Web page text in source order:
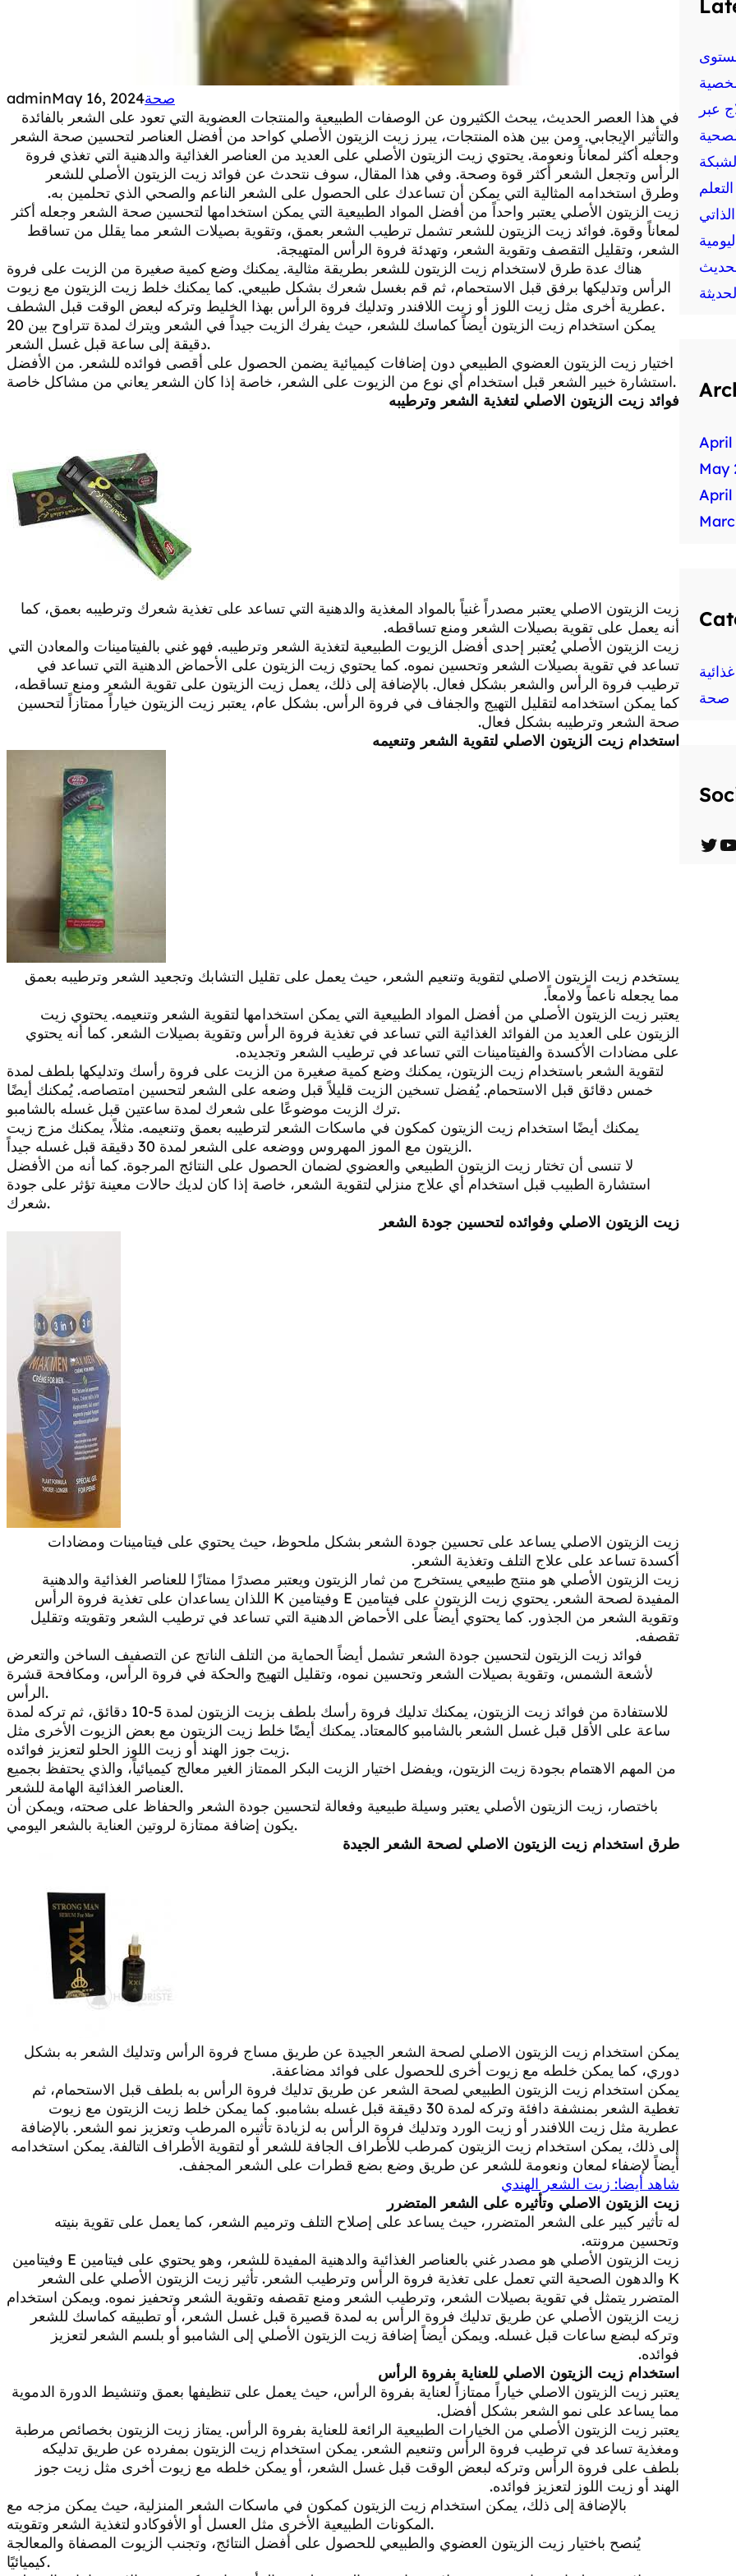
adminMay 16, 2024صحة
في هذا العصر الحديث، يبحث الكثيرون عن الوصفات الطبيعية والمنتجات العضوية التي تعود على الشعر بالفائدة
والتأثير الإيجابي. ومن بين هذه المنتجات، يبرز زيت الزيتون الأصلي كواحد من أفضل العناصر لتحسين صحة الشعر
وجعله أكثر لمعاناً ونعومة. يحتوي زيت الزيتون الأصلي على العديد من العناصر الغذائية والدهنية التي تغذي فروة
الرأس وتجعل الشعر أكثر قوة وصحة. وفي هذا المقال، سوف نتحدث عن فوائد زيت الزيتون الأصلي للشعر
وطرق استخدامه المثالية التي يمكن أن تساعدك على الحصول على الشعر الناعم والصحي الذي تحلمين به.
زيت الزيتون الأصلي يعتبر واحداً من أفضل المواد الطبيعية التي يمكن استخدامها لتحسين صحة الشعر وجعله أكثر
لمعاناً وقوة. فوائد زيت الزيتون للشعر تشمل ترطيب الشعر بعمق، وتقوية بصيلات الشعر مما يقلل من تساقط
الشعر، وتقليل التقصف وتقوية الشعر، وتهدئة فروة الرأس المتهيجة.
هناك عدة طرق لاستخدام زيت الزيتون للشعر بطريقة مثالية. يمكنك وضع كمية صغيرة من الزيت على فروة
الرأس وتدليكها برفق قبل الاستحمام، ثم قم بغسل شعرك بشكل طبيعي. كما يمكنك خلط زيت الزيتون مع زيوت
عطرية أخرى مثل زيت اللوز أو زيت اللافندر وتدليك فروة الرأس بهذا الخليط وتركه لبعض الوقت قبل الشطف.
يمكن استخدام زيت الزيتون أيضاً كماسك للشعر، حيث يفرك الزيت جيداً في الشعر ويترك لمدة تتراوح بين 20
دقيقة إلى ساعة قبل غسل الشعر.
اختيار زيت الزيتون العضوي الطبيعي دون إضافات كيميائية يضمن الحصول على أقصى فوائده للشعر. من الأفضل
استشارة خبير الشعر قبل استخدام أي نوع من الزيوت على الشعر، خاصة إذا كان الشعر يعاني من مشاكل خاصة.
فوائد زيت الزيتون الاصلي لتغذية الشعر وترطيبه
زيت الزيتون الاصلي يعتبر مصدراً غنياً بالمواد المغذية والدهنية التي تساعد على تغذية شعرك وترطيبه بعمق، كما
أنه يعمل على تقوية بصيلات الشعر ومنع تساقطه.
زيت الزيتون الأصلي يُعتبر إحدى أفضل الزيوت الطبيعية لتغذية الشعر وترطيبه. فهو غني بالفيتامينات والمعادن التي
تساعد في تقوية بصيلات الشعر وتحسين نموه. كما يحتوي زيت الزيتون على الأحماض الدهنية التي تساعد في
ترطيب فروة الرأس والشعر بشكل فعال. بالإضافة إلى ذلك، يعمل زيت الزيتون على تقوية الشعر ومنع تساقطه،
كما يمكن استخدامه لتقليل التهيج والجفاف في فروة الرأس. بشكل عام، يعتبر زيت الزيتون خياراً ممتازاً لتحسين
صحة الشعر وترطيبه بشكل فعال.
استخدام زيت الزيتون الاصلي لتقوية الشعر وتنعيمه
يستخدم زيت الزيتون الاصلي لتقوية وتنعيم الشعر، حيث يعمل على تقليل التشابك وتجعيد الشعر وترطيبه بعمق
مما يجعله ناعماً ولامعاً.
يعتبر زيت الزيتون الأصلي من أفضل المواد الطبيعية التي يمكن استخدامها لتقوية الشعر وتنعيمه. يحتوي زيت
الزيتون على العديد من الفوائد الغذائية التي تساعد في تغذية فروة الرأس وتقوية بصيلات الشعر. كما أنه يحتوي
على مضادات الأكسدة والفيتامينات التي تساعد في ترطيب الشعر وتجديده.
لتقوية الشعر باستخدام زيت الزيتون، يمكنك وضع كمية صغيرة من الزيت على فروة رأسك وتدليكها بلطف لمدة
خمس دقائق قبل الاستحمام. يُفضل تسخين الزيت قليلاً قبل وضعه على الشعر لتحسين امتصاصه. يُمكنك أيضًا
ترك الزيت موضوعًا على شعرك لمدة ساعتين قبل غسله بالشامبو.
يمكنك أيضًا استخدام زيت الزيتون كمكون في ماسكات الشعر لترطيبه بعمق وتنعيمه. مثلاً، يمكنك مزج زيت
الزيتون مع الموز المهروس ووضعه على الشعر لمدة 30 دقيقة قبل غسله جيداً.
لا تنسى أن تختار زيت الزيتون الطبيعي والعضوي لضمان الحصول على النتائج المرجوة. كما أنه من الأفضل
استشارة الطبيب قبل استخدام أي علاج منزلي لتقوية الشعر، خاصة إذا كان لديك حالات معينة تؤثر على جودة
شعرك.
زيت الزيتون الاصلي وفوائده لتحسين جودة الشعر
زيت الزيتون الاصلي يساعد على تحسين جودة الشعر بشكل ملحوظ، حيث يحتوي على فيتامينات ومضادات
أكسدة تساعد على علاج التلف وتغذية الشعر.
زيت الزيتون الأصلي هو منتج طبيعي يستخرج من ثمار الزيتون ويعتبر مصدرًا ممتازًا للعناصر الغذائية والدهنية
المفيدة لصحة الشعر. يحتوي زيت الزيتون على فيتامين E وفيتامين K اللذان يساعدان على تغذية فروة الرأس
وتقوية الشعر من الجذور. كما يحتوي أيضاً على الأحماض الدهنية التي تساعد في ترطيب الشعر وتقويته وتقليل
تقصفه.
فوائد زيت الزيتون لتحسين جودة الشعر تشمل أيضاً الحماية من التلف الناتج عن التصفيف الساخن والتعرض
لأشعة الشمس، وتقوية بصيلات الشعر وتحسين نموه، وتقليل التهيج والحكة في فروة الرأس، ومكافحة قشرة
الرأس.
للاستفادة من فوائد زيت الزيتون، يمكنك تدليك فروة رأسك بلطف بزيت الزيتون لمدة 5-10 دقائق، ثم تركه لمدة
ساعة على الأقل قبل غسل الشعر بالشامبو كالمعتاد. يمكنك أيضًا خلط زيت الزيتون مع بعض الزيوت الأخرى مثل
زيت جوز الهند أو زيت اللوز الحلو لتعزيز فوائده.
من المهم الاهتمام بجودة زيت الزيتون، ويفضل اختيار الزيت البكر الممتاز الغير معالج كيميائياً، والذي يحتفظ بجميع
العناصر الغذائية الهامة للشعر.
باختصار، زيت الزيتون الأصلي يعتبر وسيلة طبيعية وفعالة لتحسين جودة الشعر والحفاظ على صحته، ويمكن أن
يكون إضافة ممتازة لروتين العناية بالشعر اليومي.
طرق استخدام زيت الزيتون الاصلي لصحة الشعر الجيدة
يمكن استخدام زيت الزيتون الاصلي لصحة الشعر الجيدة عن طريق مساج فروة الرأس وتدليك الشعر به بشكل
دوري، كما يمكن خلطه مع زيوت أخرى للحصول على فوائد مضاعفة.
يمكن استخدام زيت الزيتون الطبيعي لصحة الشعر عن طريق تدليك فروة الرأس به بلطف قبل الاستحمام، ثم
تغطية الشعر بمنشفة دافئة وتركه لمدة 30 دقيقة قبل غسله بشامبو. كما يمكن خلط زيت الزيتون مع زيوت
عطرية مثل زيت اللافندر أو زيت الورد وتدليك فروة الرأس به لزيادة تأثيره المرطب وتعزيز نمو الشعر. بالإضافة
إلى ذلك، يمكن استخدام زيت الزيتون كمرطب للأطراف الجافة للشعر أو لتقوية الأطراف التالفة. يمكن استخدامه
أيضاً لإضفاء لمعان ونعومة للشعر عن طريق وضع بضع قطرات على الشعر المجفف.
شاهد أيضا: زيت الشعر الهندي
زيت الزيتون الاصلي وتأثيره على الشعر المتضرر
له تأثير كبير على الشعر المتضرر، حيث يساعد على إصلاح التلف وترميم الشعر، كما يعمل على تقوية بنيته
وتحسين مرونته.
زيت الزيتون الأصلي هو مصدر غني بالعناصر الغذائية والدهنية المفيدة للشعر، وهو يحتوي على فيتامين E وفيتامين
K والدهون الصحية التي تعمل على تغذية فروة الرأس وترطيب الشعر. تأثير زيت الزيتون الأصلي على الشعر
المتضرر يتمثل في تقوية بصيلات الشعر، وترطيب الشعر ومنع تقصفه وتقوية الشعر وتحفيز نموه. ويمكن استخدام
زيت الزيتون الأصلي عن طريق تدليك فروة الرأس به لمدة قصيرة قبل غسل الشعر، أو تطبيقه كماسك للشعر
وتركه لبضع ساعات قبل غسله. ويمكن أيضاً إضافة زيت الزيتون الأصلي إلى الشامبو أو بلسم الشعر لتعزيز
فوائده.
استخدام زيت الزيتون الاصلي للعناية بفروة الرأس
يعتبر زيت الزيتون الاصلي خياراً ممتازاً لعناية بفروة الرأس، حيث يعمل على تنظيفها بعمق وتنشيط الدورة الدموية
مما يساعد على نمو الشعر بشكل أفضل.
يعتبر زيت الزيتون الأصلي من الخيارات الطبيعية الرائعة للعناية بفروة الرأس. يمتاز زيت الزيتون بخصائص مرطبة
ومغذية تساعد في ترطيب فروة الرأس وتنعيم الشعر. يمكن استخدام زيت الزيتون بمفرده عن طريق تدليكه
بلطف على فروة الرأس وتركه لبعض الوقت قبل غسل الشعر، أو يمكن خلطه مع زيوت أخرى مثل زيت جوز
الهند أو زيت اللوز لتعزيز فوائده.
بالإضافة إلى ذلك، يمكن استخدام زيت الزيتون كمكون في ماسكات الشعر المنزلية، حيث يمكن مزجه مع
المكونات الطبيعية الأخرى مثل العسل أو الأفوكادو لتغذية الشعر وتقويته.
يُنصح باختيار زيت الزيتون العضوي والطبيعي للحصول على أفضل النتائج، وتجنب الزيوت المصفاة والمعالجة
كيميائيًا.
عبر
الذاتي
April
May
April
صحة
T Y